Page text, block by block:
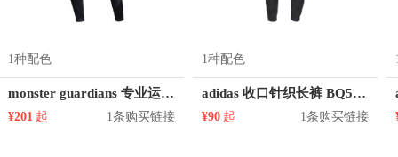
1种配色
monster guardians 专业运动紧身裤 B98016
¥201 起 1条购买链接
1种配色
adidas 收口针织长裤 BQ5331
¥90 起 1条购买链接